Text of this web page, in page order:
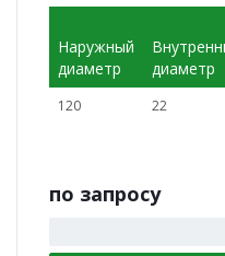
Наружный
диаметр
диаметр
120 22
по запросу